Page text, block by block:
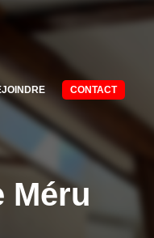
CONTACT
Méru